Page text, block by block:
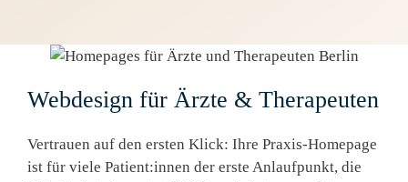
Webdesign für Ärzte & Therapeuten
Vertrauen auf den ersten Klick: Ihre Praxis-Homepage
ist für viele Patient:innen der erste Anlaufpunkt, die